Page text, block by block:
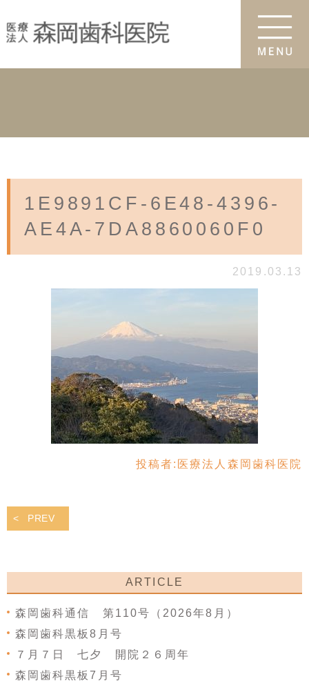
1E9891CF-6E48-4396-
AE4A-7DA8860060F0
2019.03.13
投稿者: 医療法人森岡歯科医院
PREV
ARTICLE
森岡歯科通信 第110号（2026年8月）
森岡歯科黒板8月号
７月７日 七夕 開院２６周年
森岡歯科黒板7月号